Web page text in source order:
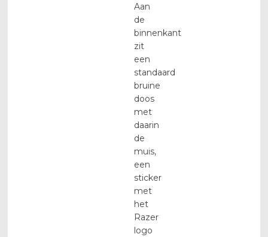
Aan
de
binnenkant
zit
een
standaard
bruine
doos
met
daarin
de
muis,
een
sticker
met
het
Razer
logo